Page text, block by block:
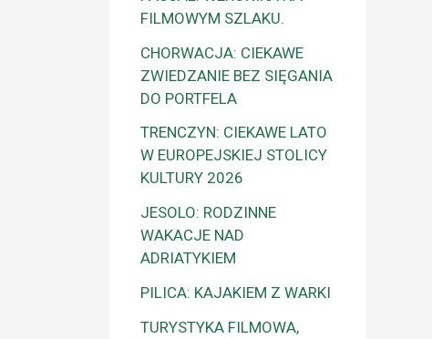
FILMOWYM SZLAKU.
CHORWACJA: CIEKAWE
ZWIEDZANIE BEZ SIĘGANIA
DO PORTFELA
TRENCZYN: CIEKAWE LATO
W EUROPEJSKIEJ STOLICY
KULTURY 2026
JESOLO: RODZINNE
WAKACJE NAD
ADRIATYKIEM
PILICA: KAJAKIEM Z WARKI
TURYSTYKA FILMOWA,